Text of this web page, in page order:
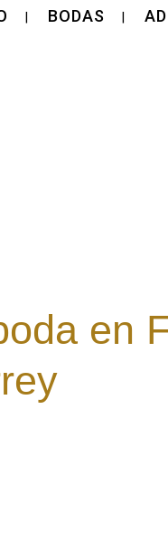
BODAS
en